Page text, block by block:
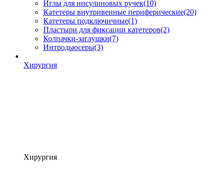
Иглы для инсулиновых ручек(10)
Катетеры внутривенные периферические(20)
Катетеры подключичные(1)
Пластыри для фиксации катетеров(2)
Колпачки-заглушки(7)
Интродьюсеры(3)
Хирургия
Хирургия